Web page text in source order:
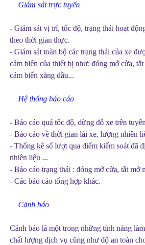
Giám sát trực tuyến
- Giám sát vị trí, tốc độ, trạng thái hoạt
theo thời gian thực.
- Giám sát toàn bộ các trạng thái của xe
cảm biến của thiết bị như: đóng mở cửa,
cảm biến xăng dầu...
Hệ thống báo cáo
- Báo cáo quá tốc độ, dừng đỗ xe trên
- Báo cáo về thời gian lái xe, lượng nhiên
- Thống kê số lượt qua điểm kiểm soát đã
nhiên liệu ...
- Báo cáo trạng thái : đóng mở cửa, tắt mở
- Các báo cáo tổng hợp khác.
Cảnh báo
Cảnh báo là một trong những tính năng
chất lượng dịch vụ cũng như độ an toàn